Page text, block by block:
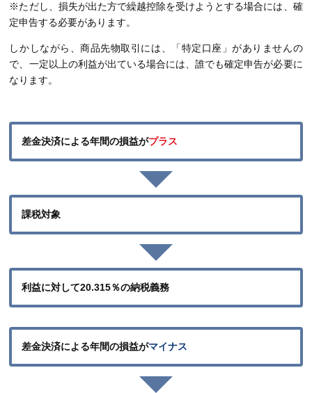
※ただし、損失が出た方で繰越控除を受けようとする場合には、確
定申告する必要があります。
しかしながら、商品先物取引には、「特定口座」がありませんの
で、一定以上の利益が出ている場合には、誰でも確定申告が必要に
なります。
差金決済による年間の損益がプラス
課税対象
利益に対して20.315％の納税義務
差金決済による年間の損益がマイナス